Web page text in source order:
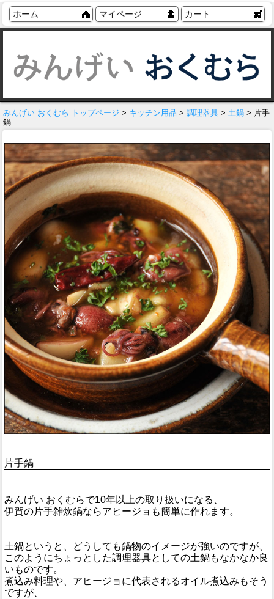
ホーム マイページ カート
みんげい おくむら トップページ > キッチン用品 > 調理器具 > 土鍋 > 片手
鍋
片手鍋
みんげい おくむらで10年以上の取り扱いになる、
伊賀の片手雑炊鍋ならアヒージョも簡単に作れます。
土鍋というと、どうしても鍋物のイメージが強いのですが、
このようにちょっとした調理器具としての土鍋もなかなか良
いものです。
煮込み料理や、アヒージョに代表されるオイル煮込みもそう
ですが、